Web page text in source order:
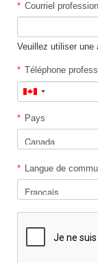
* Courriel
Veuillez utiliser une
* Téléphone
Canada
* Pays
* Langue de